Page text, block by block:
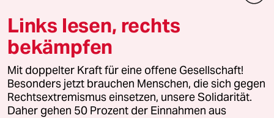
© 2026 taz Verlags und Vertriebs GmbH
Alle Rechte vorbehalten. Bei rechtlichen Fragen oder für Genehmigungen
wenden Sie sich bitte an
lizenzen@taz.de
Links lesen, rechts
bekämpfen
Mit doppelter Kraft für eine offene Gesellschaft!
Besonders jetzt brauchen Menschen, die sich gegen
Rechtsextremismus einsetzen, unsere Solidarität.
Daher gehen 50 Prozent der Einnahmen aus